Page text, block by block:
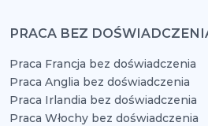
PRACA BEZ
Praca Francja bez doświadczenia
Praca Anglia bez doświadczenia
Praca Irlandia bez doświadczenia
Praca Włochy bez doświadczenia